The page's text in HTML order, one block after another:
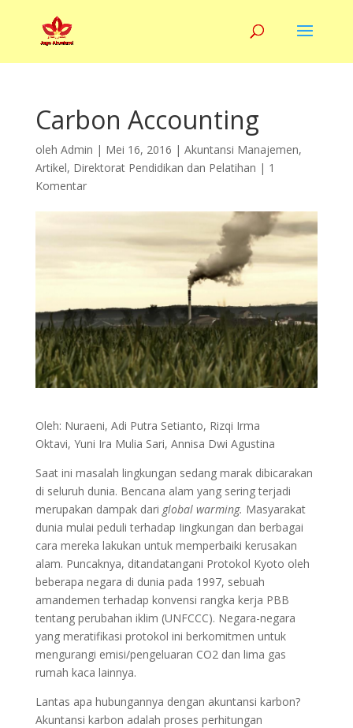
Carbon Accounting
oleh Admin | Mei 16, 2016 | Akuntansi Manajemen,
Artikel, Direktorat Pendidikan dan Pelatihan | 1
Komentar
Oleh: Nuraeni, Adi Putra Setianto, Rizqi Irma
Oktavi, Yuni Ira Mulia Sari, Annisa Dwi Agustina
Saat ini masalah lingkungan sedang marak dibicarakan
di seluruh dunia. Bencana alam yang sering terjadi
merupakan dampak dari global warming. Masyarakat
dunia mulai peduli terhadap Iingkungan dan berbagai
cara mereka lakukan untuk memperbaiki kerusakan
alam. Puncaknya, ditandatangani Protokol Kyoto oleh
beberapa negara di dunia pada 1997, sebuah
amandemen terhadap konvensi rangka kerja PBB
tentang perubahan iklim (UNFCCC). Negara-negara
yang meratifikasi protokol ini berkomitmen untuk
mengurangi emisi/pengeluaran CO2 dan lima gas
rumah kaca lainnya.
Lantas apa hubungannya dengan akuntansi karbon?
Akuntansi karbon adalah proses perhitungan